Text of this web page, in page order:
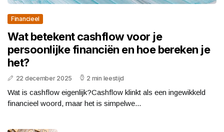
Financieel
Wat betekent cashflow voor je
persoonlijke financiën en hoe bereken je
het?
22 december 2025 2 min leestijd
Wat is cashflow eigenlijk?Cashflow klinkt als een ingewikkeld
financieel woord, maar het is simpelwe...